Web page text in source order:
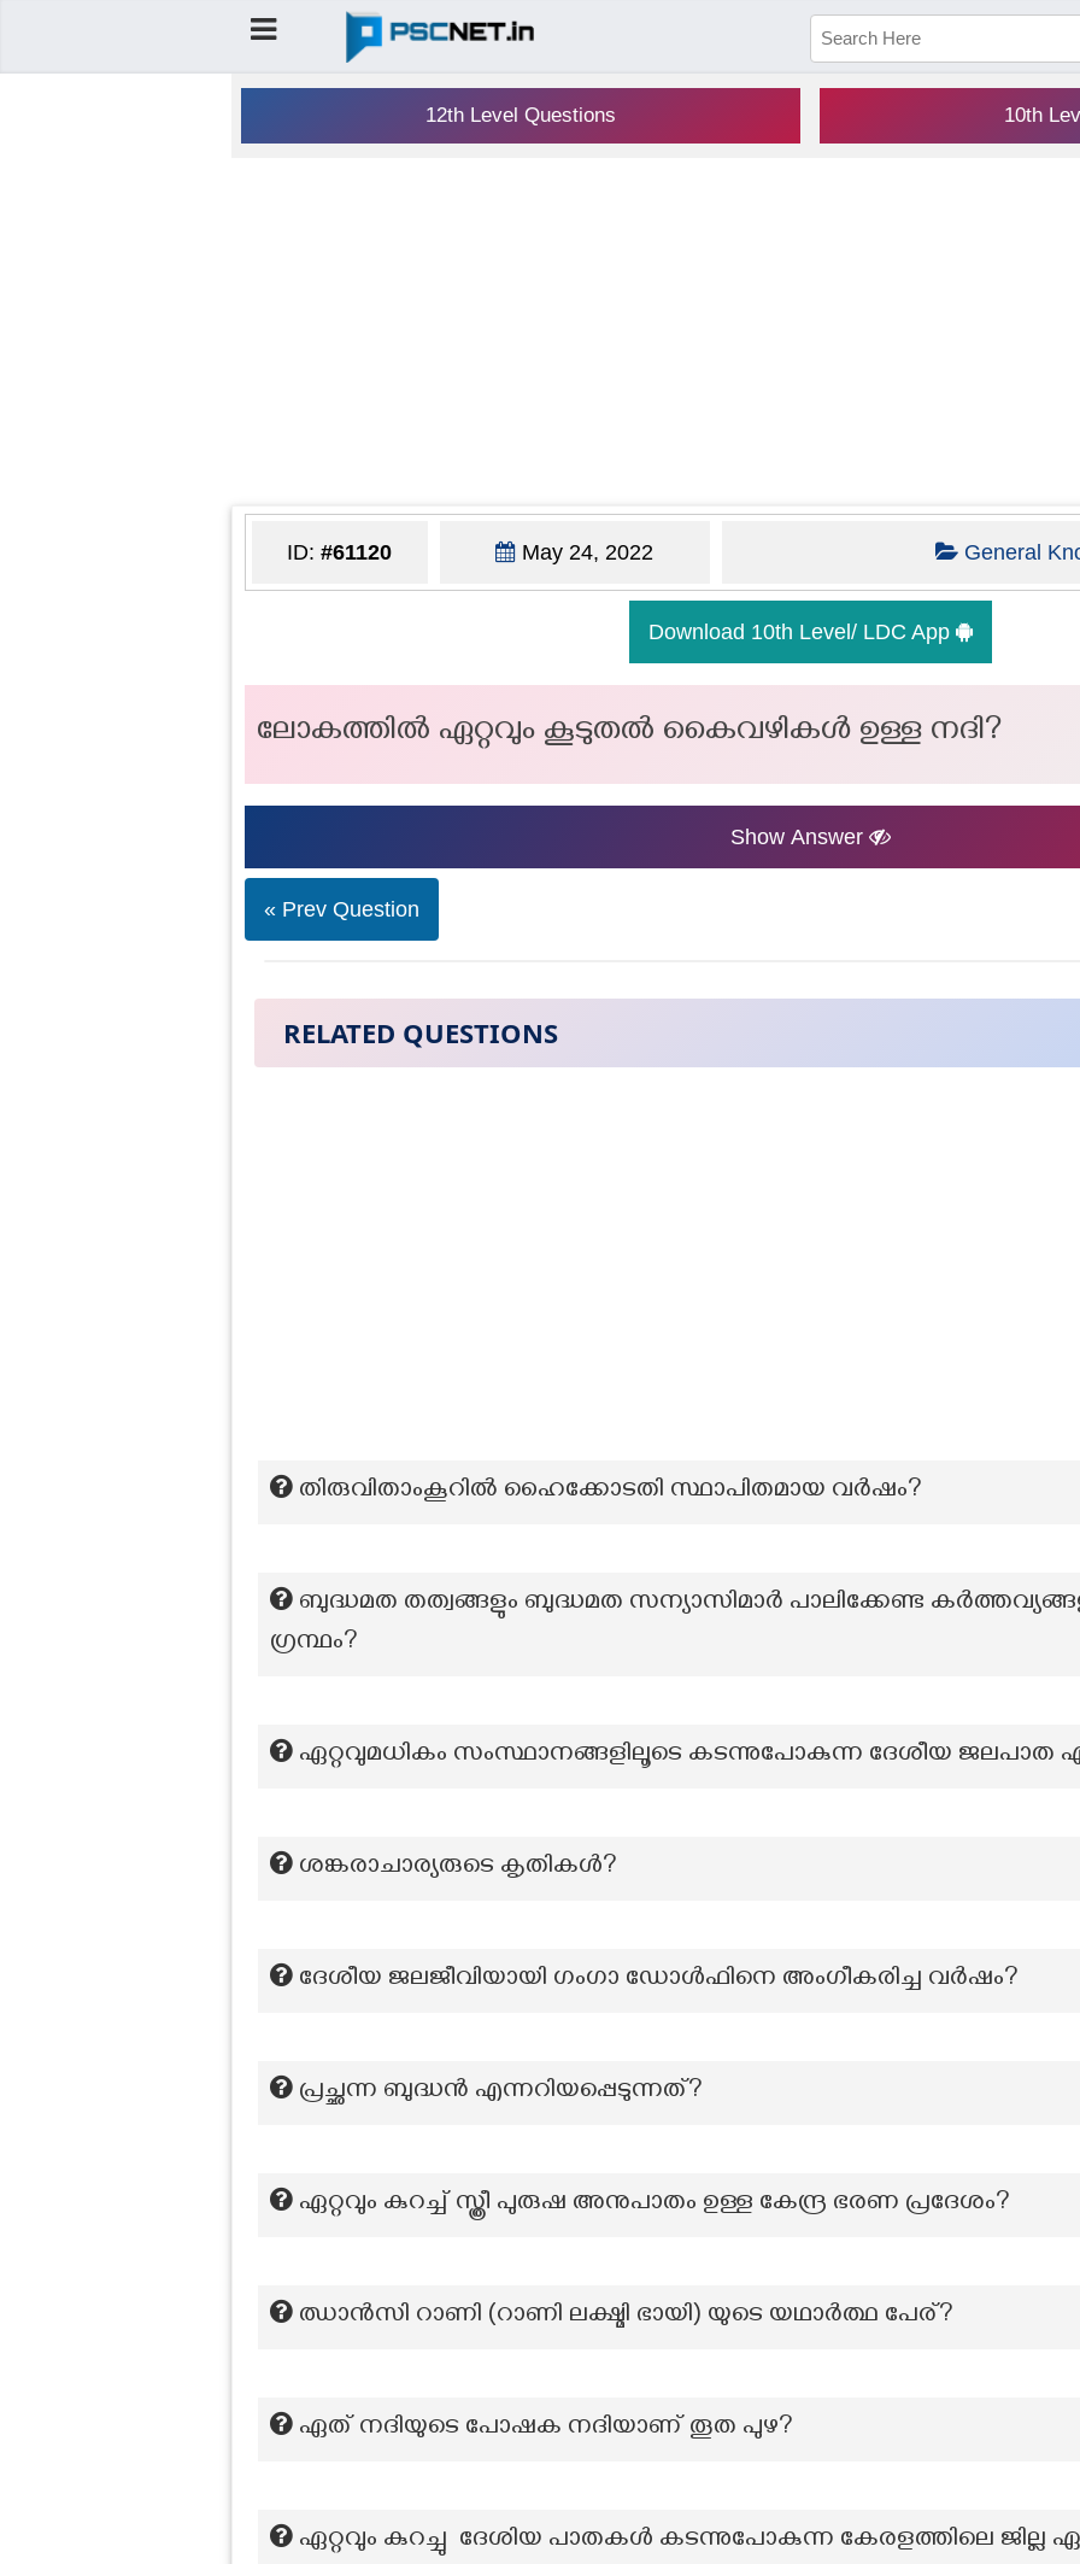
12th Level Questions 10th
ID:#61120 May 24, 2022 General
Download 10th Level/ LDC App
ലോകത്തിൽ ഏറ്റവും കൂടുതൽ കൈവഴികൾ ഉള്ള നദി?
Show Answer
« Prev Question
RELATED QUESTIONS
തിരുവിതാംകൂറിൽ ഹൈക്കോടതി സ്ഥാപിതമായ വർഷം?
ബുദ്ധമത തത്വങ്ങളും ബുദ്ധമത സന്യാസിമാർ പാലിക്കേണ്ട
ഗ്രന്ഥം?
ഏറ്റവുമധികം സംസ്ഥാനങ്ങളിലൂടെ കടന്നുപോകുന്ന ദേശീയ ജലപാത
ശങ്കരാചാര്യരുടെ കൃതികൾ?
ദേശീയ ജലജീവിയായി ഗംഗാ ഡോൾഫിനെ അംഗീകരിച്ച വർഷം?
പ്രച്ഛന്ന ബുദ്ധൻ എന്നറിയപ്പെടുന്നത്?
ഏറ്റവും കുറച്ച് സ്ത്രീ പുരുഷ അനുപാതം ഉള്ള കേന്ദ്ര ഭരണ പ്രദേശം?
ഝാൻസി റാണി (റാണി ലക്ഷ്മി ഭായി) യുടെ യഥാർത്ഥ പേര്?
ഏത് നദിയുടെ പോഷക നദിയാണ് തൂത പുഴ?
ഏറ്റവും കുറച്ചു ദേശിയ പാതകൾ കടന്നുപോകുന്ന കേരളത്തിലെ ജില്ല